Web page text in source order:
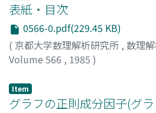
表紙・目次
0566-0.pdf(229.45 KB)
( 京都大学数理解析研究所 , 数理
Volume 566 , 1985 )
Item
グラフの正則成分因子(グ